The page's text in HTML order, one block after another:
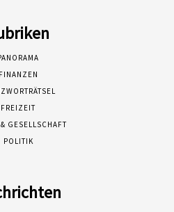
FINANZEN
FREIZEIT
GESELLSCHAFT
POLITIK